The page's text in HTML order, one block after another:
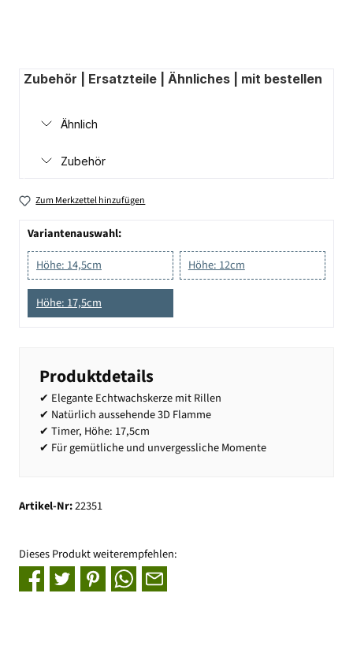
Zubehör | Ersatzteile | Ähnliches | mit bestellen
Ähnlich
Zubehör
Zum Merkzettel hinzufügen
Variantenauswahl:
Höhe: 14,5cm
Höhe: 12cm
Höhe: 17,5cm
Produktdetails
✔ Elegante Echtwachskerze mit Rillen
✔ Natürlich aussehende 3D Flamme
✔ Timer, Höhe: 17,5cm
✔ Für gemütliche und unvergessliche Momente
Artikel-Nr:22351
Dieses Produkt weiterempfehlen: